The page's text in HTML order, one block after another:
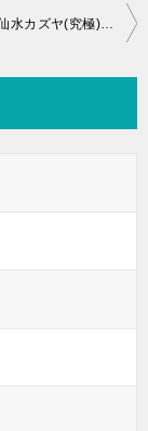
【モンスト】仙水カズヤ(究極)のギミックと解析攻略(せんすいかずや)